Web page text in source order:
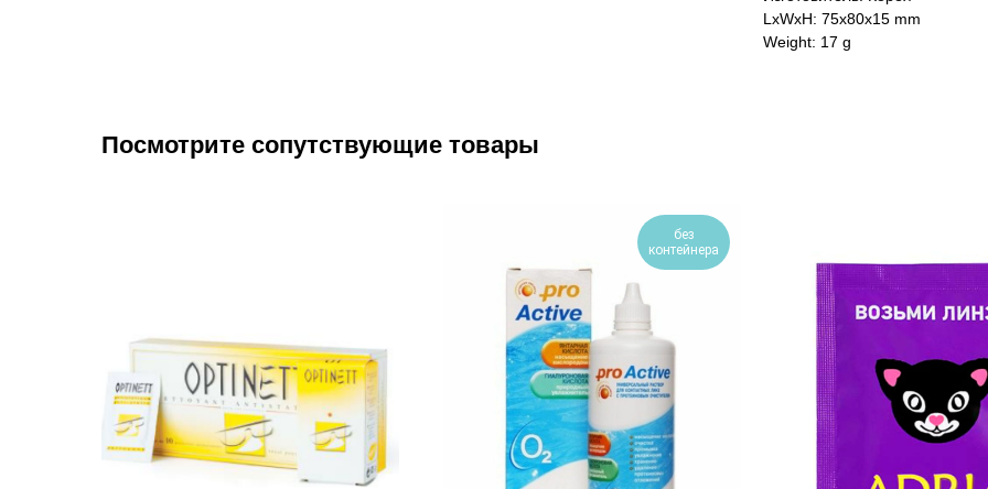
LxWxH: 75x80x15 mm
Weight: 17 g
Посмотрите сопутствующие товары
без
контейнера